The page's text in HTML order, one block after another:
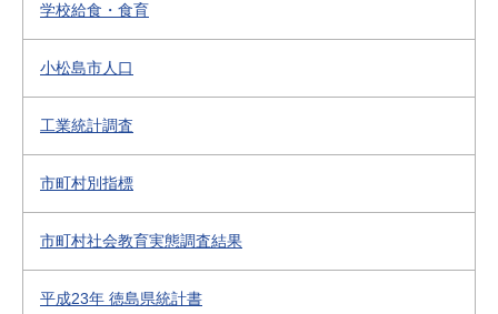
学校給食・食育
小松島市人口
工業統計調査
市町村別指標
市町村社会教育実態調査結果
平成23年 徳島県統計書